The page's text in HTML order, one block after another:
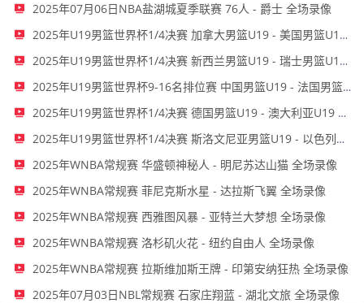
2025年07月06日NBA盐湖城夏季联赛 76人 - 爵士 全场录像
2025年U19男篮世界杯1/4决赛 加拿大男篮U19 - 美国男篮U19 全场录像
2025年U19男篮世界杯1/4决赛 新西兰男篮U19 - 瑞士男篮U19 全场录像
2025年U19男篮世界杯9-16名排位赛 中国男篮U19 - 法国男篮U19 全场录像
2025年U19男篮世界杯1/4决赛 德国男篮U19 - 澳大利亚U19 全场录像
2025年U19男篮世界杯1/4决赛 斯洛文尼亚男篮U19 - 以色列男篮U19 全场录像
2025年WNBA常规赛 华盛顿神秘人 - 明尼苏达山猫 全场录像
2025年WNBA常规赛 菲尼克斯水星 - 达拉斯飞翼 全场录像
2025年WNBA常规赛 西雅图风暴 - 亚特兰大梦想 全场录像
2025年WNBA常规赛 洛杉矶火花 - 纽约自由人 全场录像
2025年WNBA常规赛 拉斯维加斯王牌 - 印第安纳狂热 全场录像
2025年07月03日NBL常规赛 石家庄翔蓝 - 湖北文旅 全场录像